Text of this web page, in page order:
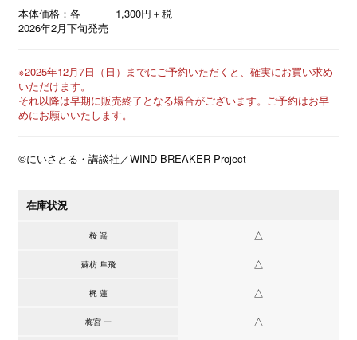
本体価格：各
1,300円＋税
2026年2月下旬発売
※2025年12月7日（日）までにご予約いただくと、確実にお買い求め
いただけます。
それ以降は早期に販売終了となる場合がございます。ご予約はお早
めにお願いいたします。
©にいさとる・講談社／WIND BREAKER Project
在庫状況
桜 遥 △
蘇枋 隼飛 △
梶 蓮 △
梅宮 一 △